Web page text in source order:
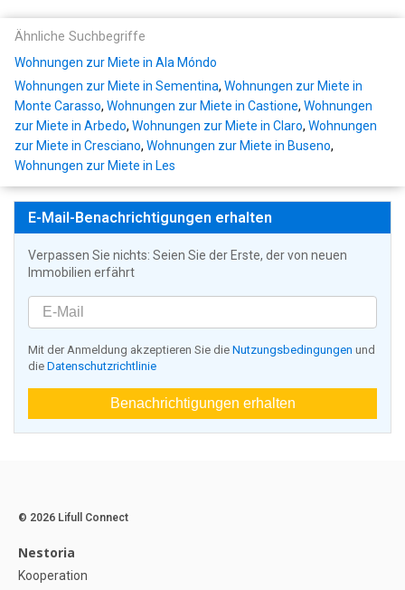
Ähnliche Suchbegriffe
Wohnungen zur Miete in Ala Móndo
Wohnungen zur Miete in Sementina, Wohnungen zur Miete in
Monte Carasso, Wohnungen zur Miete in Castione, Wohnungen
zur Miete in Arbedo, Wohnungen zur Miete in Claro, Wohnungen
zur Miete in Cresciano, Wohnungen zur Miete in Buseno,
Wohnungen zur Miete in Les
E-Mail-Benachrichtigungen erhalten
Verpassen Sie nichts: Seien Sie der Erste, der von neuen
Immobilien erfährt
Mit der Anmeldung akzeptieren Sie die Nutzungsbedingungen und
die Datenschutzrichtlinie
Benachrichtigungen erhalten
© 2026 Lifull Connect
Nestoria
Kooperation